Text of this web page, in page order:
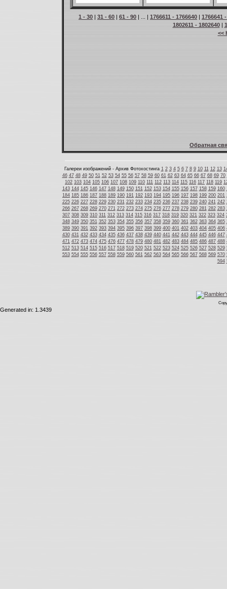
1 - 30 | 31 - 60 | 61 - 90 | ... | 1766611 - 1766640 | 1766641
1802611 - 1802640|
<<
Обратная
Галереи изображений - Архив Фотохостинга 1 2 3 4 5 6 7 8 9 10 11 12 13
46 47 48 49 50 51 52 53 54 55 56 57 58 59 60 61 62 63 64 65 66 67 68 69 70
102 103 104 105 106 107 108 109 110 111 112 113 114 115 116 117 118 119
143 144 145 146 147 148 149 150 151 152 153 154 155 156 157 158 159 160
184 185 186 187 188 189 190 191 192 193 194 195 196 197 198 199 200 201
225 226 227 228 229 230 231 232 233 234 235 236 237 238 239 240 241 242
266 267 268 269 270 271 272 273 274 275 276 277 278 279 280 281 282 283
307 308 309 310 311 312 313 314 315 316 317 318 319 320 321 322 323 324
348 349 350 351 352 353 354 355 356 357 358 359 360 361 362 363 364 365
389 390 391 392 393 394 395 396 397 398 399 400 401 402 403 404 405 406
430 431 432 433 434 435 436 437 438 439 440 441 442 443 444 445 446 447
471 472 473 474 475 476 477 478 479 480 481 482 483 484 485 486 487 488
512 513 514 515 516 517 518 519 520 521 522 523 524 525 526 527 528 529
553 554 555 556 557 558 559 560 561 562 563 564 565 566 567 568 569 570
594
Generated in: 1.3439